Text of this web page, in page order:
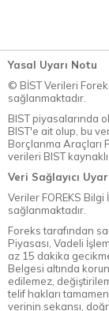
Yasal Uyarı Notu
© BİST Verileri
sağlanmaktadır.
BIST piyasalarında
BIST'e ait olup, bu
Borçlanma Araçları
verileri BIST
Veri Sağlayıcı
Veriler FOREKS
sağlanmaktadır.
Foreks tarafından
Piyasası, Vadeli
az 15 dakika
Belgesi altında
edilemez,
telif hakları
verinin sekansı,